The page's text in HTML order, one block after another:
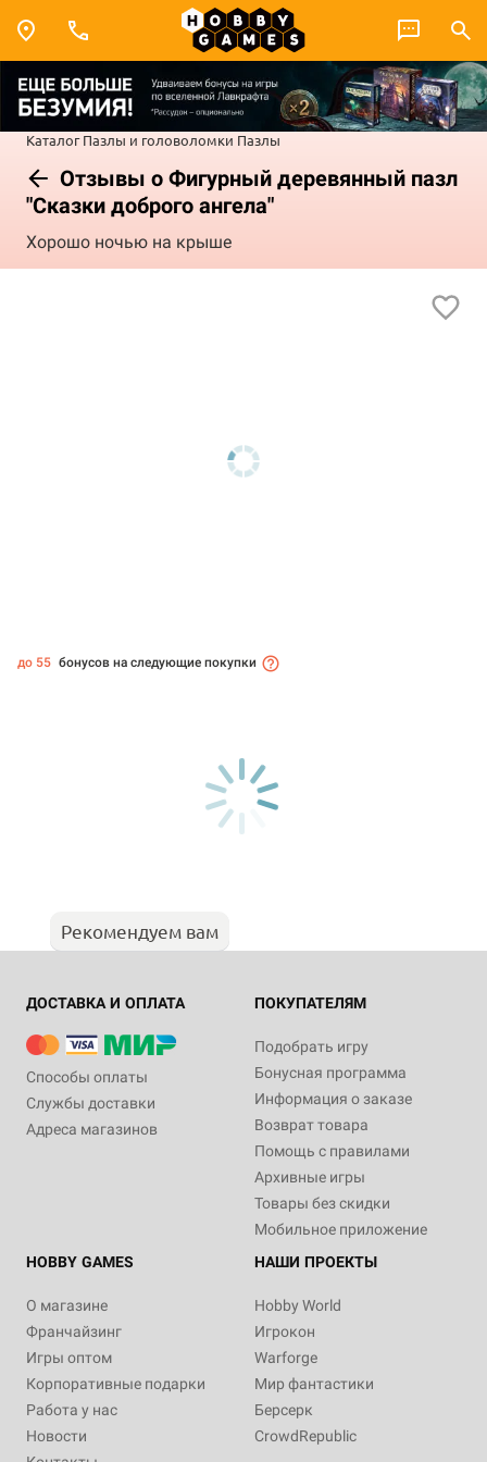
Каталог Пазлы и головоломки Пазлы
Отзывы о Фигурный деревянный пазл
"Сказки доброго ангела"
Хорошо ночью на крыше
до 55 бонусов на следующие покупки
Рекомендуем вам
ДОСТАВКА И ОПЛАТА
Способы оплаты
Службы доставки
Адреса магазинов
ПОКУПАТЕЛЯМ
Подобрать игру
Бонусная программа
Информация о заказе
Возврат товара
Помощь с правилами
Архивные игры
Товары без скидки
Мобильное приложение
HOBBY GAMES
О магазине
Франчайзинг
Игры оптом
Корпоративные подарки
Работа у нас
Новости
НАШИ ПРОЕКТЫ
Hobby World
Игрокон
Warforge
Мир фантастики
Берсерк
CrowdRepublic